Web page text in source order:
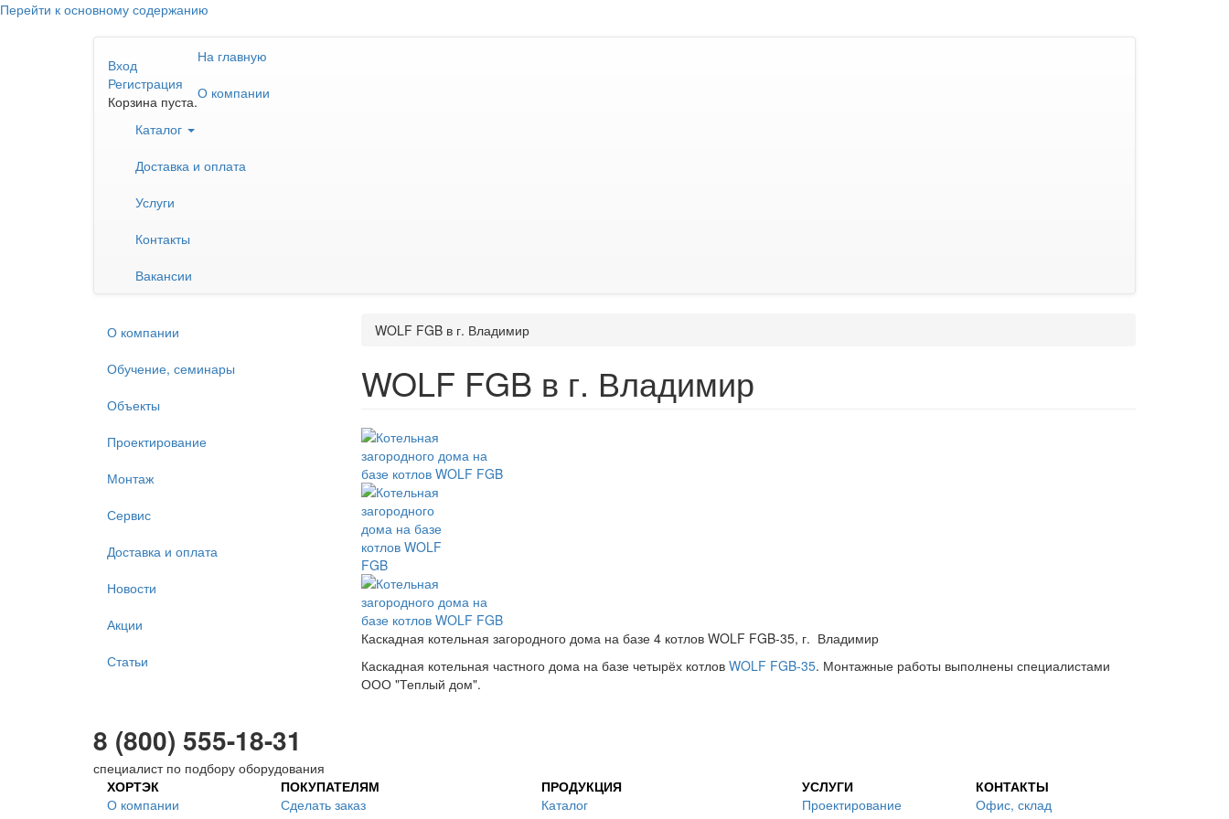
Перейти к основному содержанию
Вход
Регистрация
Корзина пуста.
На главную
О компании
Каталог
Доставка и оплата
Услуги
Контакты
Вакансии
О компании
Обучение, семинары
Объекты
Проектирование
Монтаж
Сервис
Доставка и оплата
Новости
Акции
Статьи
WOLF FGB в г. Владимир
WOLF FGB в г. Владимир
Каскадная котельная загородного дома на базе 4 котлов WOLF FGB-35, г. Владимир
Каскадная котельная частного дома на базе четырёх котлов WOLF FGB-35. Монтажные работы выполнены специалистами
ООО "Теплый дом".
8 (800) 555-18-31
специалист по подбору оборудования
ХОРТЭК
О компании
ПОКУПАТЕЛЯМ
Сделать заказ
ПРОДУКЦИЯ
Каталог
УСЛУГИ
Проектирование
КОНТАКТЫ
Офис, склад